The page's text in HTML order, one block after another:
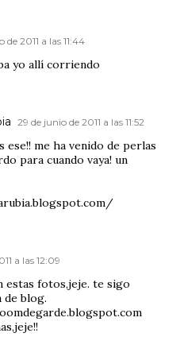
de 2011 a las 11:44
yo allí corriendo
29 de junio de 2011 a las 11:52
ese!! me ha venido de perlas
para cuando vaya! un
a las 12:09
estas fotos,jeje. te sigo
de blog.